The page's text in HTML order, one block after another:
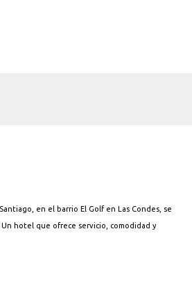
en el barrio El Golf en Las Condes, se
. Un hotel que ofrece servicio, comodidad y